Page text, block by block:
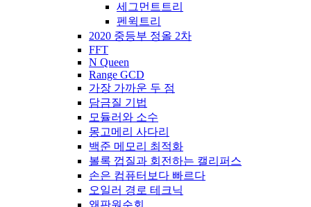
세그먼트트리
펜윅트리
2020 중등부 정올 2차
FFT
N Queen
Range GCD
가장 가까운 두 점
담금질 기법
모듈러와 소수
몽고메리 사다리
백준 메모리 최적화
볼록 껍질과 회전하는 캘리퍼스
손은 컴퓨터보다 빠르다
오일러 경로 테크닉
왜판원순회